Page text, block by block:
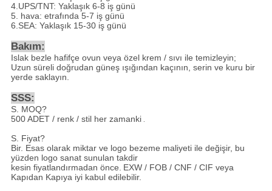
4.UPS/TNT: Yaklaşık 6-8 iş günü
5. hava: etrafında 5-7 iş günü
6.SEA: Yaklaşık 15-30 iş günü
Bakım:
Islak bezle hafifçe ovun veya özel krem ​​/ sıvı ile temizleyin;
Uzun süreli doğrudan güneş ışığından kaçının, serin ve kuru bir
yerde saklayın.
SSS:
S. MOQ?
500 ADET / renk / stil her zamanki.
S. Fiyat?
Bir. Esas olarak miktar ve logo bezeme maliyeti ile değişir, bu
yüzden logo sanat sunulan takdir
kesin fiyatlandırmadan önce. EXW / FOB / CNF / CIF veya
Kapıdan Kapıya iyi kabul edilebilir.